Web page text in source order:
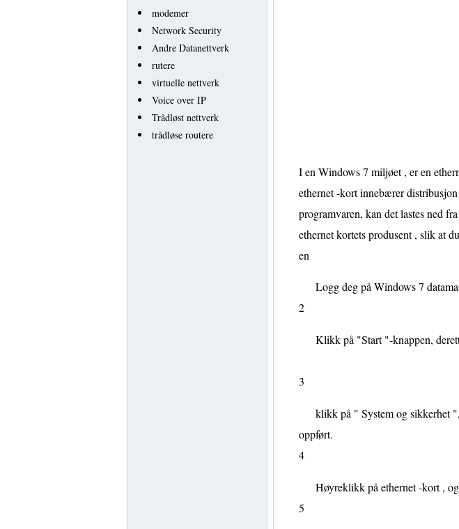
modemer
Network Security
Andre Datanettverk
rutere
virtuelle nettverk
Voice over IP
Trådløst nettverk
trådløse routere
I en Windows 7 miljøet , er en
ethernet -kort innebærer
programvaren, kan det lastes ned
ethernet kortets produsent , slik at
en
Logg deg på Windows 7
2
Klikk på "Start "-knappen,
3
klikk på " System og sikkerhet
oppført.
4
Høyreklikk på ethernet -kort ,
5